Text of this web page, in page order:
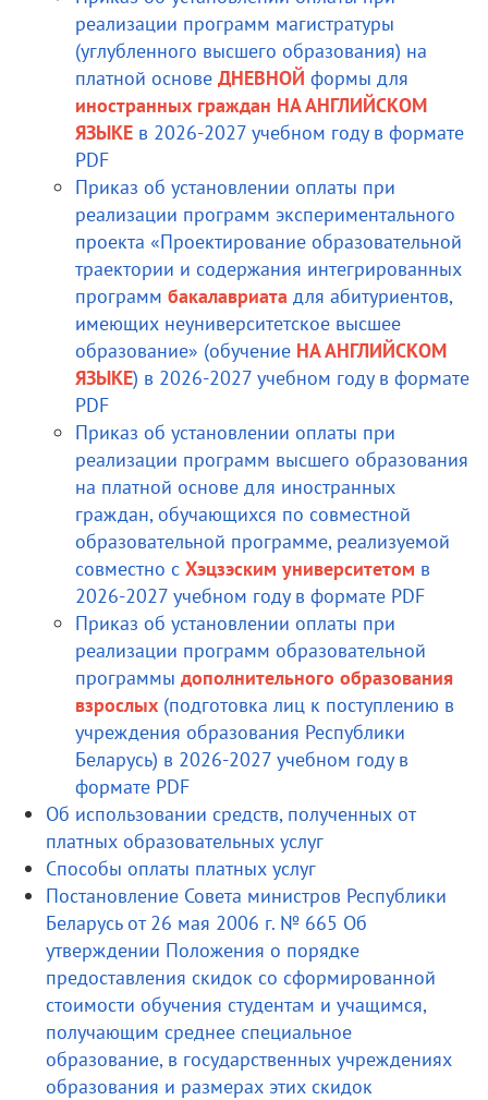
реализации программ магистратуры
(углубленного высшего образования) на
платной основе ДНЕВНОЙ формы для
иностранных граждан НА АНГЛИЙСКОМ
ЯЗЫКЕ в 2026-2027 учебном году в формате
PDF
Приказ об установлении оплаты при
реализации программ экспериментального
проекта «Проектирование образовательной
траектории и содержания интегрированных
программ бакалавриата для абитуриентов,
имеющих неуниверситетское высшее
образование» (обучение НА АНГЛИЙСКОМ
ЯЗЫКЕ) в 2026-2027 учебном году в формате
PDF
Приказ об установлении оплаты при
реализации программ высшего образования
на платной основе для иностранных
граждан, обучающихся по совместной
образовательной программе, реализуемой
совместно с Хэцзэским университетом в
2026-2027 учебном году в формате PDF
Приказ об установлении оплаты при
реализации программ образовательной
программы дополнительного образования
взрослых (подготовка лиц к поступлению в
учреждения образования Республики
Беларусь) в 2026-2027 учебном году в
формате PDF
Об использовании средств, полученных от
платных образовательных услуг
Способы оплаты платных услуг
Постановление Совета министров Республики
Беларусь от 26 мая 2006 г. № 665 Об
утверждении Положения о порядке
предоставления скидок со сформированной
стоимости обучения студентам и учащимся,
получающим среднее специальное
образование, в государственных учреждениях
образования и размерах этих скидок